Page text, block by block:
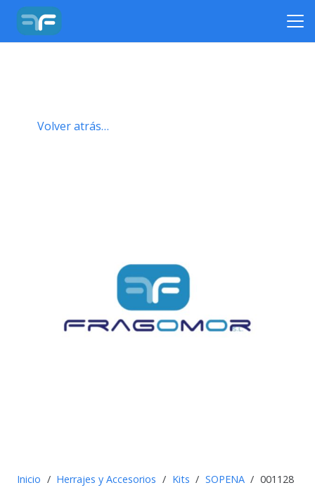
Volver atrás…
Inicio / Herrajes y Accesorios / Kits / SOPENA / 001128